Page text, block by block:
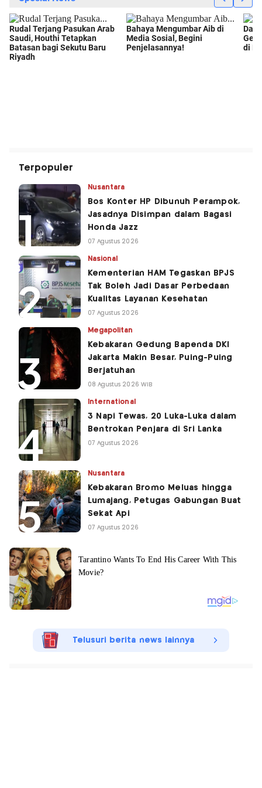
Terpopuler
Nusantara
Bos Konter HP Dibunuh Perampok,
Jasadnya Disimpan dalam Bagasi
Honda Jazz
07 Agustus 2026
Nasional
Kementerian HAM Tegaskan BPJS
Tak Boleh Jadi Dasar Perbedaan
Kualitas Layanan Kesehatan
07 Agustus 2026
Megapolitan
Kebakaran Gedung Bapenda DKI
Jakarta Makin Besar, Puing-Puing
Berjatuhan
08 Agustus 2026 WIB
International
3 Napi Tewas, 20 Luka-Luka dalam
Bentrokan Penjara di Sri Lanka
07 Agustus 2026
Nusantara
Kebakaran Bromo Meluas hingga
Lumajang, Petugas Gabungan Buat
Sekat Api
07 Agustus 2026
Telusuri berita news lainnya